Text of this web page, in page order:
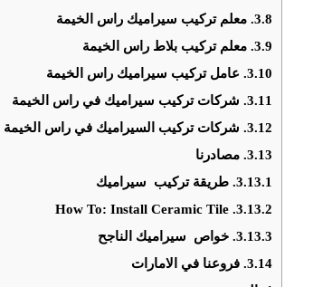
3.8. معلم تركيب سيراميك راس الخيمة
3.9. معلم تركيب بلاط راس الخيمة
3.10. عامل تركيب سيراميك راس الخيمة
3.11. شركات تركيب سيراميك في راس الخيمة
3.12. شركات تركيب السيراميك في راس الخيمة
3.13. مصادرنا
3.13.1. طريقة تركيب سيراميك
3.13.2.
How To: Install Ceramic Tile
3.13.3. خواص سيراميك الناجح
3.14. فروعنا في الامارات